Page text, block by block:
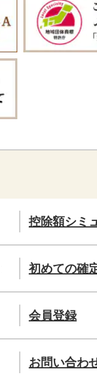
控除額シミ
初めての確
会員登録
お問い合わ